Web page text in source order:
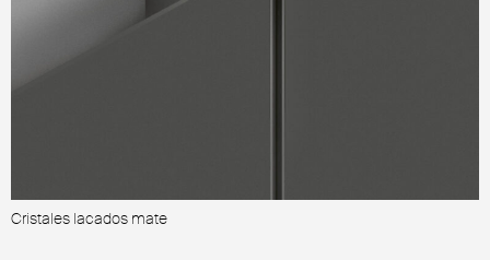
Cristales lacados mate